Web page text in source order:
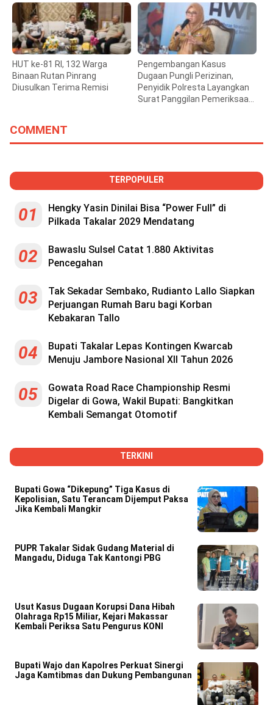
HUT ke-81 RI, 132 Warga
Binaan Rutan Pinrang
Diusulkan Terima Remisi
Pengembangan Kasus
Dugaan Pungli Perizinan,
Penyidik Polresta Layangkan
Surat Panggilan Pemeriksaan
COMMENT
TERPOPULER
01
Hengky Yasin Dinilai Bisa “Power Full” di
Pilkada Takalar 2029 Mendatang
02
Bawaslu Sulsel Catat 1.880 Aktivitas
Pencegahan
03
Tak Sekadar Sembako, Rudianto Lallo Siapkan
Perjuangan Rumah Baru bagi Korban
Kebakaran Tallo
04
Bupati Takalar Lepas Kontingen Kwarcab
Menuju Jambore Nasional XII Tahun 2026
05
Gowata Road Race Championship Resmi
Digelar di Gowa, Wakil Bupati: Bangkitkan
Kembali Semangat Otomotif
TERKINI
Bupati Gowa “Dikepung” Tiga Kasus di
Kepolisian, Satu Terancam Dijemput Paksa
Jika Kembali Mangkir
PUPR Takalar Sidak Gudang Material di
Mangadu, Diduga Tak Kantongi PBG
Usut Kasus Dugaan Korupsi Dana Hibah
Olahraga Rp15 Miliar, Kejari Makassar
Kembali Periksa Satu Pengurus KONI
Bupati Wajo dan Kapolres Perkuat Sinergi
Jaga Kamtibmas dan Dukung Pembangunan